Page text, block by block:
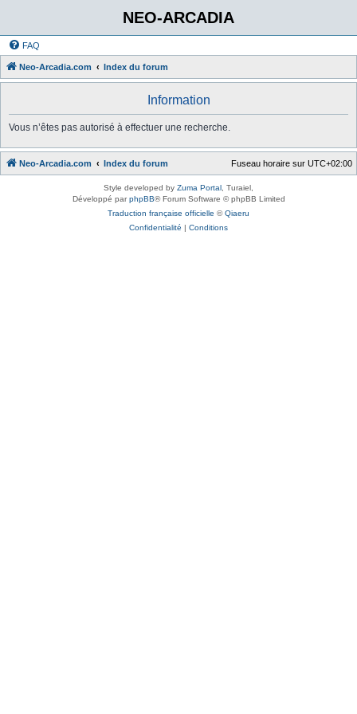
NEO-ARCADIA
FAQ
Neo-Arcadia.com Index du forum
Information
Vous n’êtes pas autorisé à effectuer une recherche.
Neo-Arcadia.com Index du forum Fuseau horaire sur UTC+02:00
Style developed by Zuma Portal , Turaiel,
Développé parphpBB® Forum Software © phpBB Limited
Traduction française officielle ©Qiaeru
Confidentialité | Conditions